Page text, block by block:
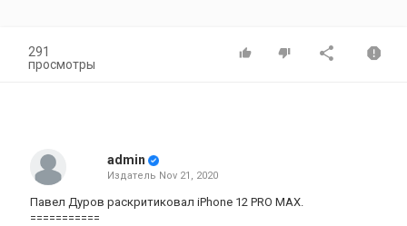
291
просмотры
admin
Издатель Nov 21, 2020
Павел Дуров раскритиковал iPhone 12 PRO MAX.
===========